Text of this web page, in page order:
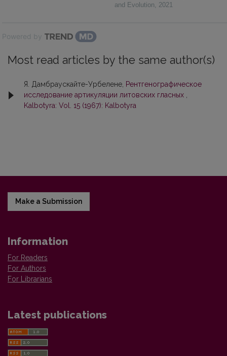
and Evolution, 2021
Powered by
Most read articles by the same author(s)
Я. Дамбраускайте-Урбелене, Рентгенографическое
исследование артикуляции литовских гласных
Kalbotyra: Vol. 15 (1967): Kalbotyra
Make a Submission
Information
For Readers
For Authors
For Librarians
Latest publications